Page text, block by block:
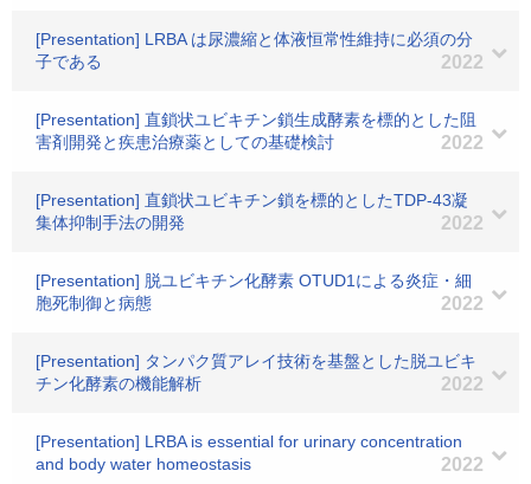
[Presentation] LRBA は尿濃縮と体液恒常性維持に必須の分
子である
2022
[Presentation] 直鎖状ユビキチン鎖生成酵素を標的とした阻
害剤開発と疾患治療薬としての基礎検討
2022
[Presentation] 直鎖状ユビキチン鎖を標的としたTDP-43凝
集体抑制手法の開発
2022
[Presentation] 脱ユビキチン化酵素 OTUD1による炎症・細
胞死制御と病態
2022
[Presentation] タンパク質アレイ技術を基盤とした脱ユビキ
チン化酵素の機能解析
2022
[Presentation] LRBA is essential for urinary concentration
and body water homeostasis
2022